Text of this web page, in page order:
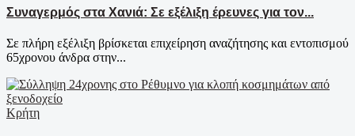
Συναγερμός στα Χανιά: Σε εξέλιξη έρευνες για τον...
Σε πλήρη εξέλιξη βρίσκεται επιχείρηση αναζήτησης και εντοπισμού
65χρονου άνδρα στην...
Κρήτη